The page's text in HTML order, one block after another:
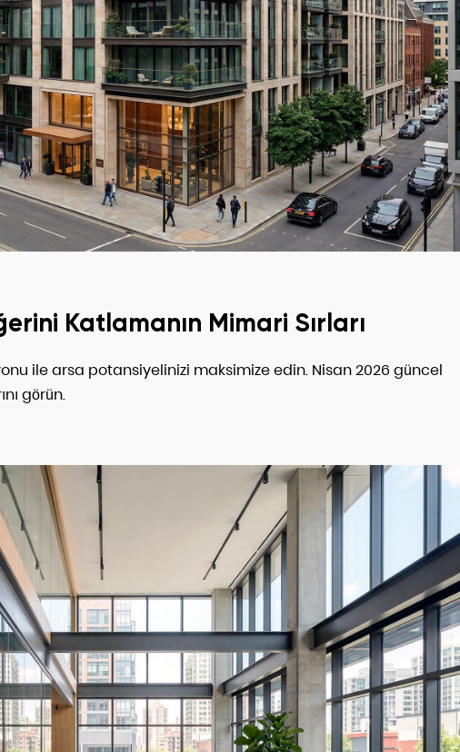
Katlamanın Mimari Sırları
ile arsa potansiyelinizi maksimize edin. Nisan 2026 güncel
görün.